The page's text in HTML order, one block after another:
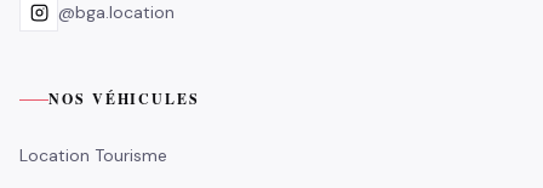
@bga.location
NOS VÉHICULES
Location Tourisme